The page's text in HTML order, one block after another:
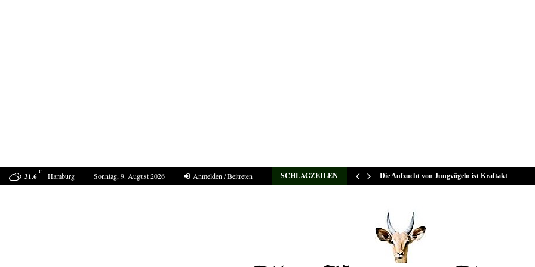
31.6 C Hamburg Sonntag, 9. August 2026 Anmelden / Beitreten SCHLAGZEILEN
Sucht Putin den Casus belli mit Deutschland? Die Aufzucht von Jungvögeln ist Kraftakt